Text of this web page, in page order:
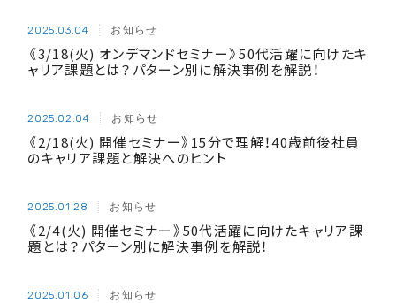
2025.03.04 お知らせ
《3/18(火) オンデマンドセミナー》50代活躍に向けたキ
ャリア課題とは？パターン別に解決事例を解説！
2025.02.04 お知らせ
《2/18(火) 開催セミナー》15分で理解！40歳前後社員
のキャリア課題と解決へのヒント
2025.01.28 お知らせ
《2/4(火) 開催セミナー》50代活躍に向けたキャリア課
題とは？パターン別に解決事例を解説！
2025.01.06 お知らせ